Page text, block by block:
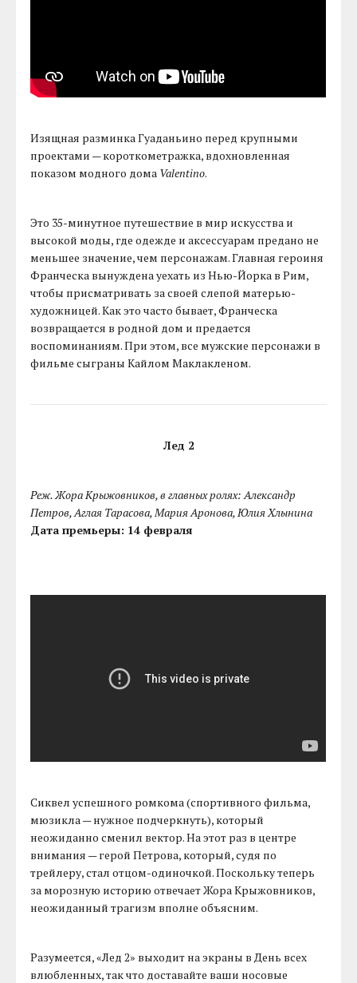
Изящная разминка Гуаданьино перед крупными
проектами — короткометражка, вдохновленная
показом модного дома Valentino.
Это 35-минутное путешествие в мир искусства и
высокой моды, где одежде и аксессуарам предано не
меньшее значение, чем персонажам. Главная героиня
Франческа вынуждена уехать из Нью-Йорка в Рим,
чтобы присматривать за своей слепой матерью-
художницей. Как это часто бывает, Франческа
возвращается в родной дом и предается
воспоминаниям. При этом, все мужские персонажи в
фильме сыграны Кайлом Маклакленом.
Лед 2
Реж. Жора Крыжовников, в главных ролях: Александр
Петров, Аглая Тарасова, Мария Аронова, Юлия Хлынина
Дата премьеры: 14 февраля
Сиквел успешного ромкома (спортивного фильма,
мюзикла — нужное подчеркнуть), который
неожиданно сменил вектор. На этот раз в центре
внимания — герой Петрова, который, судя по
трейлеру, стал отцом-одиночкой. Поскольку теперь
за морозную историю отвечает Жора Крыжовников,
неожиданный трагизм вполне объясним.
Разумеется, «Лед 2» выходит на экраны в День всех
влюбленных, так что доставайте ваши носовые